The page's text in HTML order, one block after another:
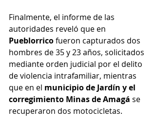
Finalmente, el informe de las
autoridades reveló que en
Pueblorrico fueron capturados dos
hombres de 35 y 23 años, solicitados
mediante orden judicial por el delito
de violencia intrafamiliar, mientras
que en el municipio de Jardín y el
corregimiento Minas de Amagá se
recuperaron dos motocicletas.